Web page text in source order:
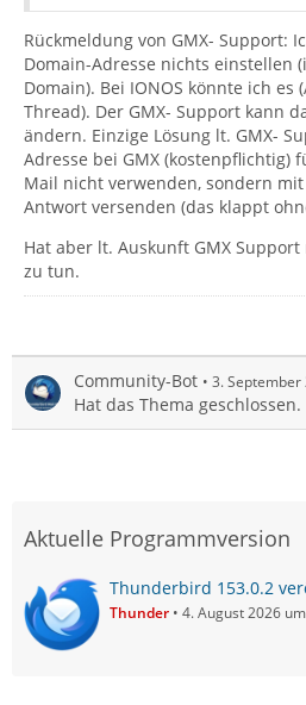
sender and Gmail users, and
sender must
authenticate with at least one of
message
DKIM checks did not pass and
did not pass with ip [snipped]
Rückmeldung von GMX- Support:
Domain-Adresse nichts einstellen
Domain). Bei IONOS könnte ich
Thread). Der GMX- Support kann
ändern. Einzige Lösung lt. GMX-
Adresse bei GMX (kostenpflichtig)
Mail nicht verwenden, sondern mit
Antwort versenden (das klappt
Hat aber lt. Auskunft GMX
zu tun.
Community-Bot 3. September
Hat das Thema geschlossen.
Aktuelle Programmversion
Thunderbird 153.0.2
Thunder 4. August 2026